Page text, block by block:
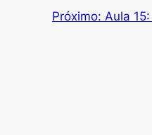
Próximo: Aula